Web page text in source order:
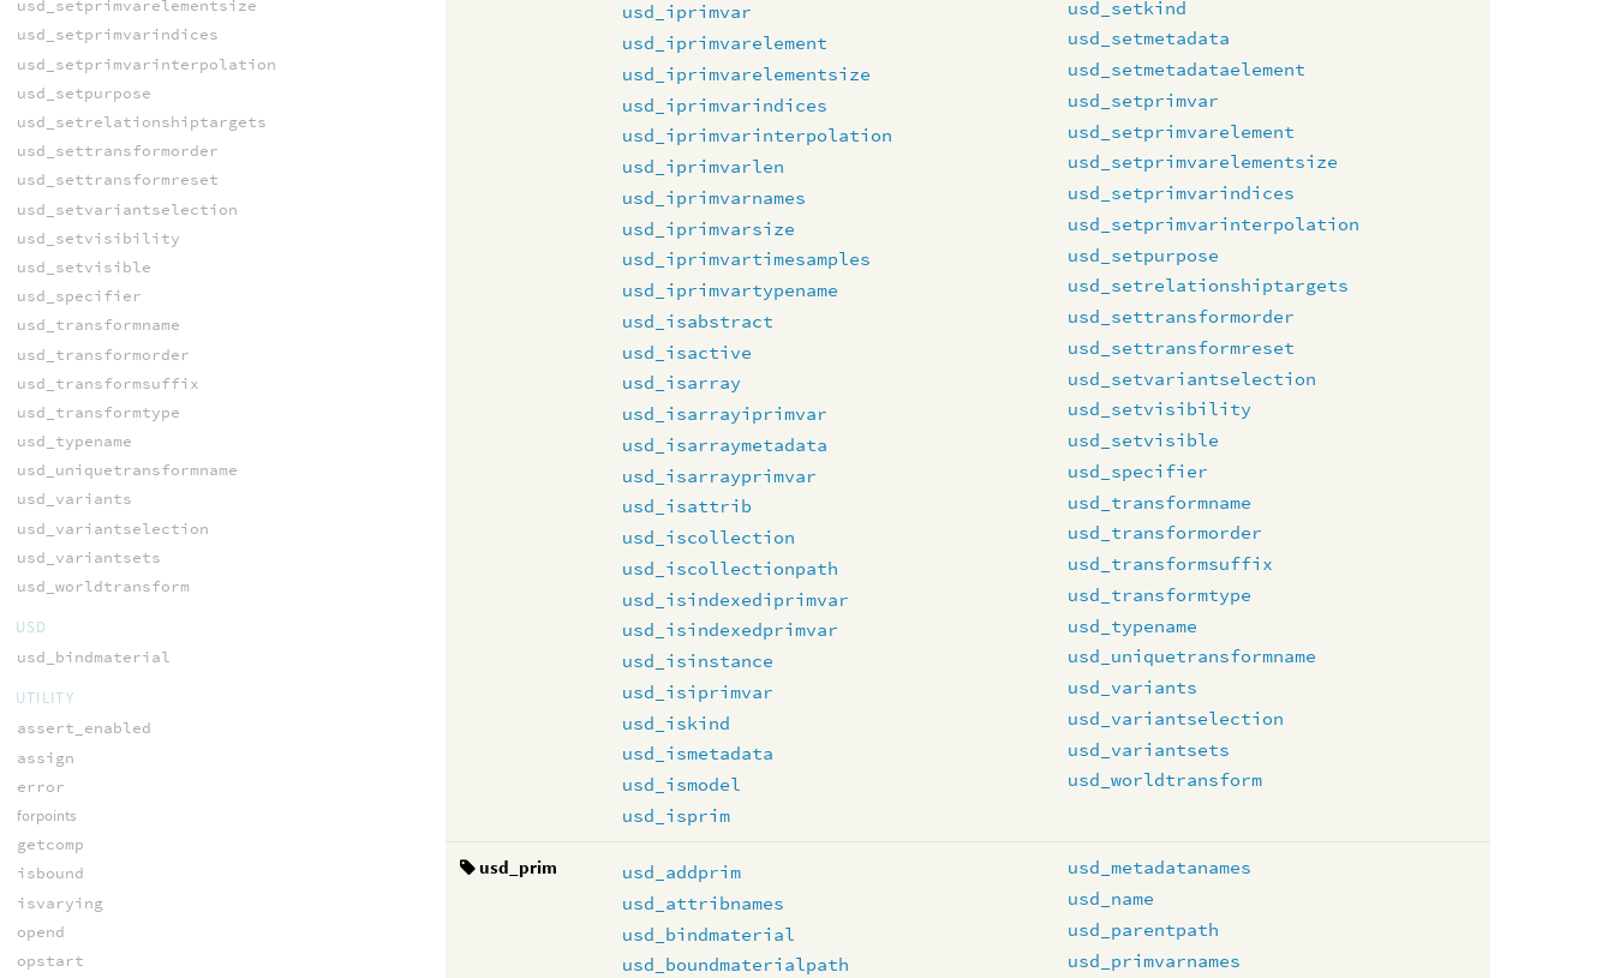
usd_iprimvar
usd_iprimvarelement
usd_iprimvarelementsize
usd_iprimvarindices
usd_iprimvarinterpolation
usd_iprimvarlen
usd_iprimvarnames
usd_iprimvarsize
usd_iprimvartimesamples
usd_iprimvartypename
usd_isabstract
usd_isactive
usd_isarray
usd_isarrayiprimvar
usd_isarraymetadata
usd_isarrayprimvar
usd_isattrib
usd_iscollection
usd_iscollectionpath
usd_isindexediprimvar
usd_isindexedprimvar
usd_isinstance
usd_isiprimvar
usd_iskind
usd_ismetadata
usd_ismodel
usd_isprim
usd_setkind
usd_setmetadata
usd_setmetadataelement
usd_setprimvar
usd_setprimvarelement
usd_setprimvarelementsize
usd_setprimvarindices
usd_setprimvarinterpolation
usd_setpurpose
usd_setrelationshiptargets
usd_settransformorder
usd_settransformreset
usd_setvariantselection
usd_setvisibility
usd_setvisible
usd_specifier
usd_transformname
usd_transformorder
usd_transformsuffix
usd_transformtype
usd_typename
usd_uniquetransformname
usd_variants
usd_variantselection
usd_variantsets
usd_worldtransform
usd_prim
usd_addprim
usd_attribnames
usd_bindmaterial
usd_boundmaterialpath
usd_metadatanames
usd_name
usd_parentpath
usd_primvarnames
usd_setprimvarelementsize
usd_setprimvarindices
usd_setprimvarinterpolation
usd_setpurpose
usd_setrelationshiptargets
usd_settransformorder
usd_settransformreset
usd_setvariantselection
usd_setvisibility
usd_setvisible
usd_specifier
usd_transformname
usd_transformorder
usd_transformsuffix
usd_transformtype
usd_typename
usd_uniquetransformname
usd_variants
usd_variantselection
usd_variantsets
usd_worldtransform
USD
usd_bindmaterial
UTILITY
assert_enabled
assign
error
forpoints
getcomp
isbound
isvarying
opend
opstart